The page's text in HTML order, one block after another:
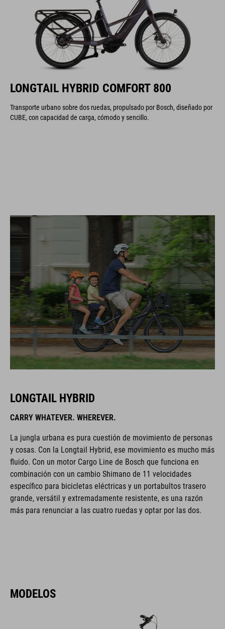
LONGTAIL HYBRID COMFORT 800
Transporte urbano sobre dos ruedas, propulsado por Bosch, diseñado por
CUBE, con capacidad de carga, cómodo y sencillo.
LONGTAIL HYBRID
CARRY WHATEVER. WHEREVER.
La jungla urbana es pura cuestión de movimiento de personas
y cosas. Con la Longtail Hybrid, ese movimiento es mucho más
fluido. Con un motor Cargo Line de Bosch que funciona en
combinación con un cambio Shimano de 11 velocidades
específico para bicicletas eléctricas y un portabultos trasero
grande, versátil y extremadamente resistente, es una razón
más para renunciar a las cuatro ruedas y optar por las dos.
MODELOS